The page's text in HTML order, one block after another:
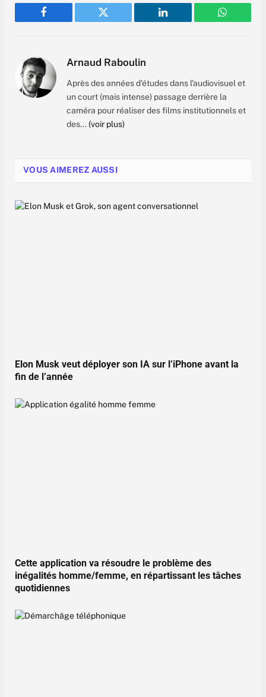
Facebook Twitter LinkedIn
Arnaud Raboulin
Après des années d'études dans l'audiovisuel et
un court (mais intense) passage derrière la
caméra pour réaliser des films institutionnels et
des... (voir plus)
VOUS AIMEREZ AUSSI
Elon Musk veut déployer son IA sur l’iPhone avant la
fin de l’année
Cette application va résoudre le problème des
inégalités homme/femme, en répartissant les tâches
quotidiennes